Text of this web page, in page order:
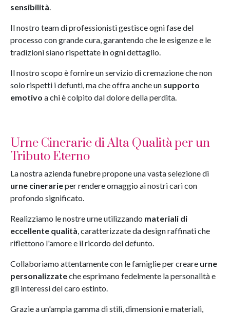
sensibilità.
Il nostro team di professionisti gestisce ogni fase del
processo con grande cura, garantendo che le esigenze e le
tradizioni siano rispettate in ogni dettaglio.
Il nostro scopo è fornire un servizio di cremazione che non
solo rispetti i defunti, ma che offra anche un supporto
emotivo a chi è colpito dal dolore della perdita.
Urne Cinerarie di Alta Qualità per un
Tributo Eterno
La nostra azienda funebre propone una vasta selezione di
urne cinerarieper rendere omaggio ai nostri cari con
profondo significato.
Realizziamo le nostre urne utilizzando materiali di
eccellente qualità, caratterizzate da design raffinati che
riflettono l'amore e il ricordo del defunto.
Collaboriamo attentamente con le famiglie per creare urne
personalizzateche esprimano fedelmente la personalità e
gli interessi del caro estinto.
Grazie a un'ampia gamma di stili, dimensioni e materiali,